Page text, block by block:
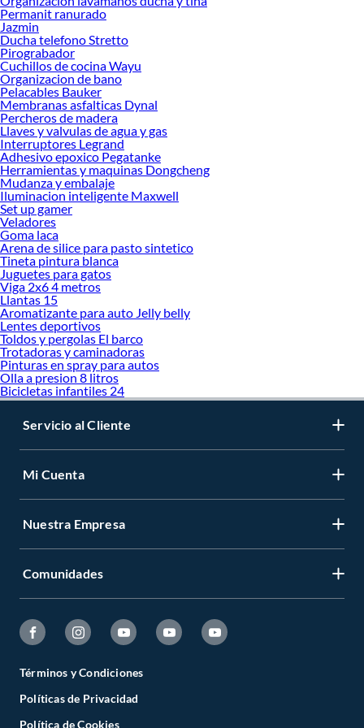
ofrecerte!
Encuentra una amplia variedad de productos de Organizadores de
herramientas en Sodimac. Encuentra todo lo necesario para tus proyectos de
renovación y decoración. ¡Visítanos y haz tus ideas realidad!
Permanit ranurado
Jazmin
Ducha telefono Stretto
Pirograbador
Cuchillos de cocina Wayu
Organizacion de bano
Pelacables Bauker
Membranas asfalticas Dynal
Percheros de madera
Llaves y valvulas de agua y gas
Interruptores Legrand
Adhesivo epoxico Pegatanke
Herramientas y maquinas Dongcheng
Mudanza y embalaje
Iluminacion inteligente Maxwell
Set up gamer
Veladores
Goma laca
Arena de silice para pasto sintetico
Tineta pintura blanca
Juguetes para gatos
Viga 2x6 4 metros
Llantas 15
Aromatizante para auto Jelly belly
Lentes deportivos
Toldos y pergolas El barco
Trotadoras y caminadoras
Pinturas en spray para autos
Olla a presion 8 litros
Bicicletas infantiles 24
Servicio al Cliente
Mi Cuenta
Nuestra Empresa
Comunidades
Términos y Condiciones
Políticas de Privacidad
Política de Cookies